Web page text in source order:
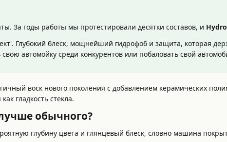
За годы работы мы протестировали десятки составов, и
Глубокий блеск, мощнейший гидрофоб и защита, которая
автомойку среди конкурентов или побаловать свой
воск нового поколения с добавлением керамических
гладкость стекла.
обычного?
глубину цвета и глянцевый блеск, словно машина